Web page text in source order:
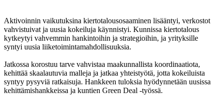
Aktivoinnin vaikutuksina kiertotalousosaaminen lisääntyi, verkostot
vahvistuivat ja uusia kokeiluja käynnistyi. Kunnissa kiertotalous
kytkeytyi vahvemmin hankintoihin ja strategioihin, ja yrityksille
syntyi uusia liiketoimintamahdollisuuksia.
Jatkossa korostuu tarve vahvistaa maakunnallista koordinaatiota,
kehittää skaalautuvia malleja ja jatkaa yhteistyötä, jotta kokeiluista
syntyy pysyviä ratkaisuja. Hankkeen tuloksia hyödynnetään uusissa
kehittämishankkeissa ja kuntien Green Deal -työssä.